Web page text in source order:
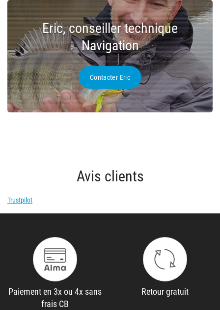
Eric, conseiller technique
Navigation
Contacter Eric
Avis clients
Trustpilot
Paiement en 3x ou 4x sans
frais CB
Retour gratuit